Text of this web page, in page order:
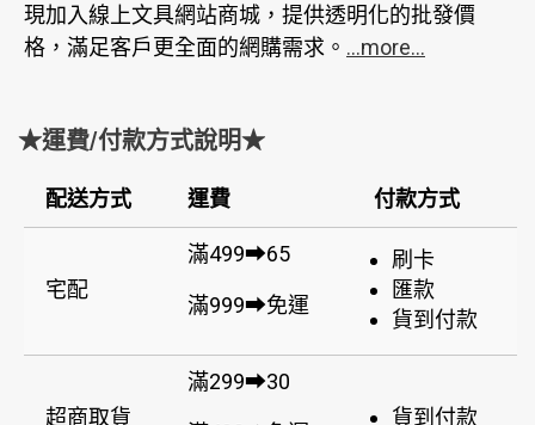
現加入線上文具網站商城，提供透明化的批發價
格，滿足客戶更全面的網購需求。 ...more...
★運費/付款方式說明★
配送方式 運費 付款方式
宅配
滿499➡65
滿999➡免運
刷卡
匯款
貨到付款
超商取貨
滿299➡30
貨到付款